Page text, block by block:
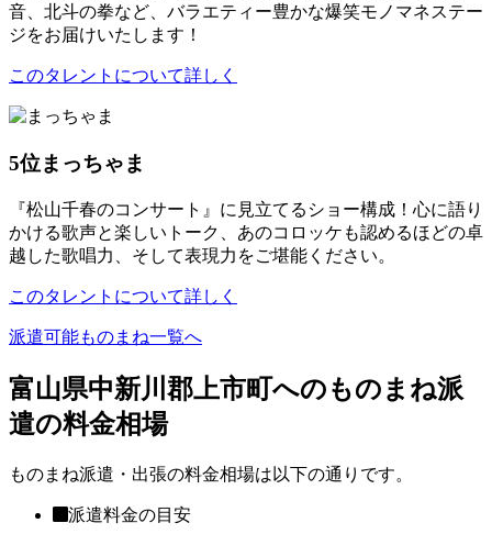
音、北斗の拳など、バラエティー豊かな爆笑モノマネステー
ジをお届けいたします！
このタレントについて詳しく
5位まっちゃま
『松山千春のコンサート』に見立てるショー構成！心に語り
かける歌声と楽しいトーク、あのコロッケも認めるほどの卓
越した歌唱力、そして表現力をご堪能ください。
このタレントについて詳しく
派遣可能ものまね一覧へ
富山県中新川郡上市町へのものまね派
遣の料金相場
ものまね派遣・出張の料金相場は以下の通りです。
派遣料金の目安